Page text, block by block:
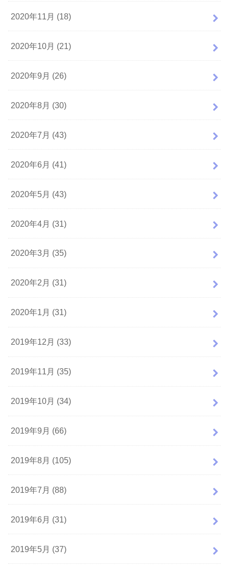
2020年11月 (18)
2020年10月 (21)
2020年9月 (26)
2020年8月 (30)
2020年7月 (43)
2020年6月 (41)
2020年5月 (43)
2020年4月 (31)
2020年3月 (35)
2020年2月 (31)
2020年1月 (31)
2019年12月 (33)
2019年11月 (35)
2019年10月 (34)
2019年9月 (66)
2019年8月 (105)
2019年7月 (88)
2019年6月 (31)
2019年5月 (37)